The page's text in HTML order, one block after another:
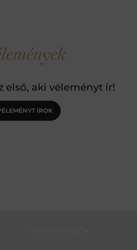
első, aki véleményt ír!
ÍROK